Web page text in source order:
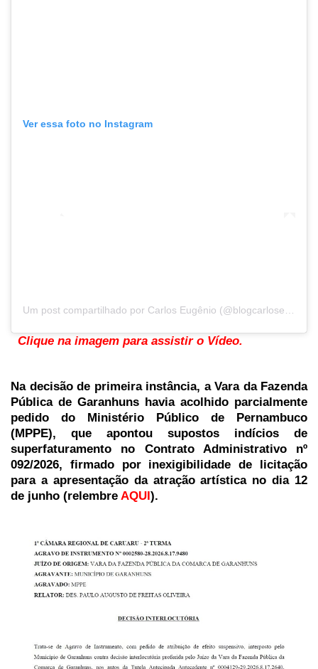
Ver essa foto no Instagram
Clique na imagem para assistir o Vídeo.
Na decisão de primeira instância, a Vara da Fazenda
Pública de Garanhuns havia acolhido parcialmente
pedido do Ministério Público de Pernambuco
(MPPE), que apontou supostos indícios de
superfaturamento no Contrato Administrativo nº
092/2026, firmado por inexigibilidade de licitação
para a apresentação da atração artística no dia 12
de junho (relembre AQUI).